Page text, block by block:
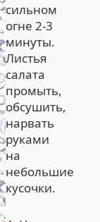
сильном
огне 2-3
минуты.
Листья
салата
промыть,
обсушить,
нарвать
руками
на
небольшие
кусочки.